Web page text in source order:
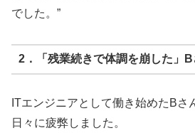
でした。”
2．「残業続きで体調を崩した」
ITエンジニアとして働き始めたBさ
日々に疲弊しました。